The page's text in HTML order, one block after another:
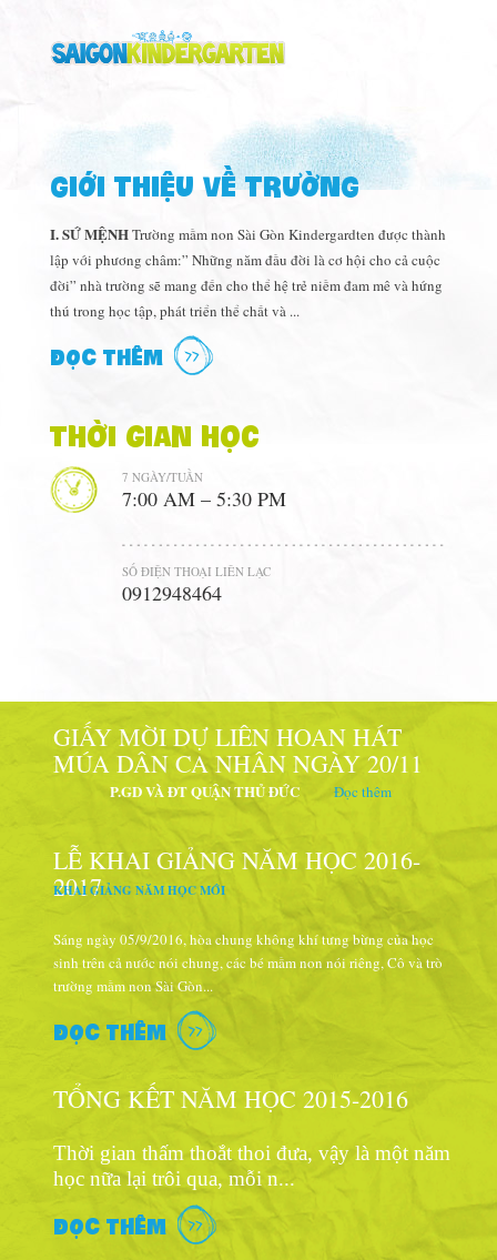
GIỚI THIỆU VỀ TRƯỜNG
I. SỨ MỆNHTrường mầm non Sài Gòn Kindergardten được thành
lập với phương châm:” Những năm đầu đời là cơ hội cho cả cuộc
đời” nhà trường sẽ mang đến cho thể hệ trẻ niềm đam mê và hứng
thú trong học tập, phát triển thể chất và ...
ĐỌC THÊM
Thời gian học
7 NGÀY/TUẦN
7:00 AM – 5:30 PM
SỐ ĐIỆN THOẠI LIÊN LẠC
0912948464
GIẤY MỜI DỰ LIÊN HOAN HÁT
MÚA DÂN CA NHÂN NGÀY 20/11
P.GD VÀ ĐT QUẬN THỦ ĐỨCĐọc thêm
LỄ KHAI GIẢNG NĂM HỌC 2016-
2017
KHAI GIẢNG NĂM HỌC MỚI
Sáng ngày 05/9/2016, hòa chung không khí tưng bừng của học
sinh trên cả nước nói chung, các bé mầm non nói riêng, Cô và trò
trường mầm non Sài Gòn...
ĐỌC THÊM
TỔNG KẾT NĂM HỌC 2015-2016
Thời gian thấm thoắt thoi đưa, vậy là một năm
học nữa lại trôi qua, mỗi n...
ĐỌC THÊM